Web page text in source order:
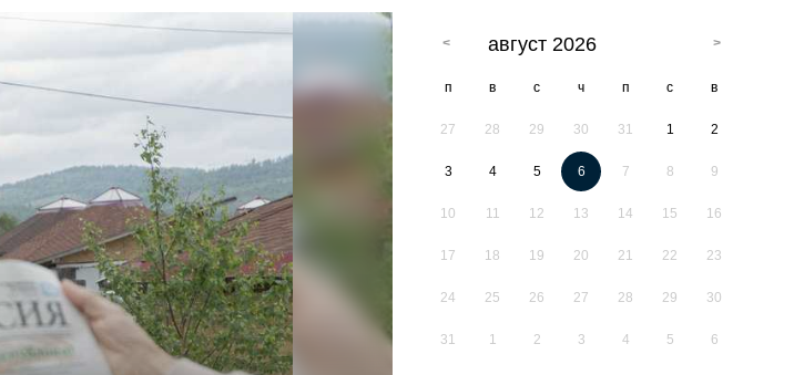
август 2026
п в с ч п с в
27 28 29 30 31 1 2
3 4 5 6 7 8 9
10 11 12 13 14 15 16
17 18 19 20 21 22 23
24 25 26 27 28 29 30
31 1 2 3 4 5 6